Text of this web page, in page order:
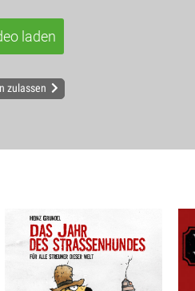
laden
zulassen